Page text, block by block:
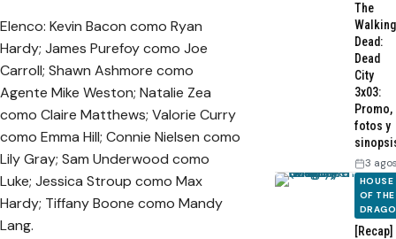
Elenco: Kevin Bacon como Ryan
Hardy; James Purefoy como Joe
Carroll; Shawn Ashmore como
Agente Mike Weston; Natalie Zea
como Claire Matthews; Valorie Curry
como Emma Hill; Connie Nielsen como
Lily Gray; Sam Underwood como
Luke; Jessica Stroup como Max
Hardy; Tiffany Boone como Mandy
Lang.
The
Walking
Dead:
Dead
City
3x03:
Promo,
fotos y
3
HOUSE
OF THE
[Recap]